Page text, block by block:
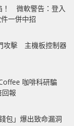
！ 微軟警告：登入
一併中招
攻擊 主機板控制器
咖啡科研騙
報
包」爆出致命漏洞